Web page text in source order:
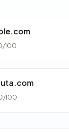
100
100